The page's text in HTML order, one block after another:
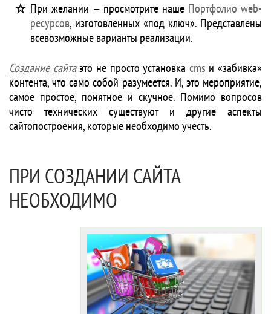
При желании — просмотрите наше Портфолио web-
ресурсов, изготовленных «под ключ». Представлены
всевозможные варианты реализации.
Создание сайтаэто не просто установка cms и «забивка»
контента, что само собой разумеется. И, это мероприятие,
самое простое, понятное и скучное. Помимо вопросов
чисто технических существуют и другие аспекты
сайтопостроения, которые необходимо учесть.
ПРИ СОЗДАНИИ САЙТА
НЕОБХОДИМО